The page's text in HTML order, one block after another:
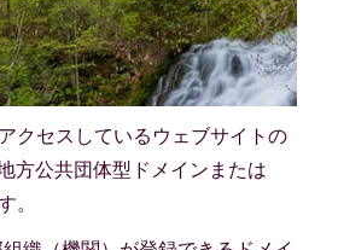
クセスしているウェブサイトの
方公共団体型ドメインまたは
。